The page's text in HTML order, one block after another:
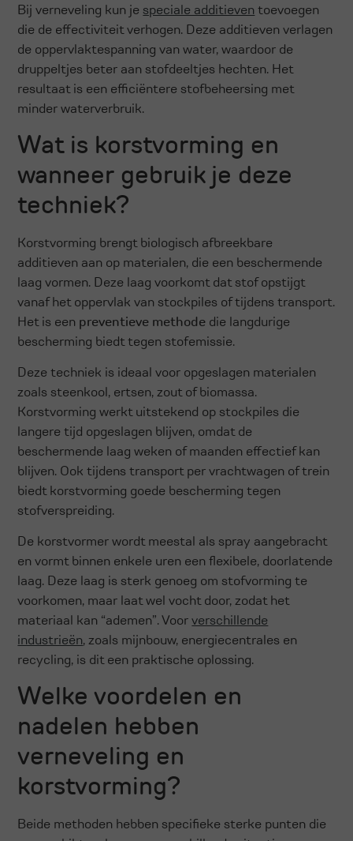
Bij verneveling kun je speciale additieven toevoegen
die de effectiviteit verhogen. Deze additieven verlagen
de oppervlaktespanning van water, waardoor de
druppeltjes beter aan stofdeeltjes hechten. Het
resultaat is een efficiëntere stofbeheersing met
minder waterverbruik.
Wat is korstvorming en
wanneer gebruik je deze
techniek?
Korstvorming brengt biologisch afbreekbare
additieven aan op materialen, die een beschermende
laag vormen. Deze laag voorkomt dat stof opstijgt
vanaf het oppervlak van stockpiles of tijdens transport.
Het is een preventieve methode die langdurige
bescherming biedt tegen stofemissie.
Deze techniek is ideaal voor opgeslagen materialen
zoals steenkool, ertsen, zout of biomassa.
Korstvorming werkt uitstekend op stockpiles die
langere tijd opgeslagen blijven, omdat de
beschermende laag weken of maanden effectief kan
blijven. Ook tijdens transport per vrachtwagen of trein
biedt korstvorming goede bescherming tegen
stofverspreiding.
De korstvormer wordt meestal als spray aangebracht
en vormt binnen enkele uren een flexibele, doorlatende
laag. Deze laag is sterk genoeg om stofvorming te
voorkomen, maar laat wel vocht door, zodat het
materiaal kan “ademen”. Voorverschillende
industrieën, zoals mijnbouw, energiecentrales en
recycling, is dit een praktische oplossing.
Welke voordelen en
nadelen hebben
verneveling en
korstvorming?
Beide methoden hebben specifieke sterke punten die